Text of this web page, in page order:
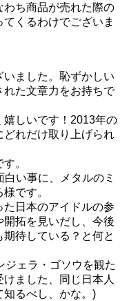
ち商品が売れた際の
くるわけでございま
いました。恥ずかしい
れた文章力をお持ちで
嬉しいです！2013年の
れだけ取り上げられ
。
い事に、メタルのミ
です。
日本のアイドルの参
開拓を見いだし、今後
待している？と何と
ェラ・ゴソウを観た
ました、同じ日本人
知るべし、かな。)